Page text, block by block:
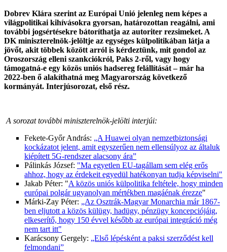
Dobrev Klára szerint az Európai Unió jelenleg nem képes a
világpolitikai kihívásokra gyorsan, határozottan reagálni, ami
további jogsértésekre bátoríthatja az autoriter rezsimeket. A
DK miniszterelnök-jelöltje az egységes külpolitikában látja a
jövőt, akit többek között arról is kérdeztünk, mit gondol az
Oroszország elleni szankciókról, Paks 2-ről, vagy hogy
támogatná-e egy közös uniós hadsereg felállítását – már ha
2022-ben ő alakíthatná meg Magyarország következő
kormányát. Interjúsorozat, első rész.
A sorozat további miniszterelnök-jelölti interjúi:
Fekete-Győr András: „A Huawei olyan nemzetbiztonsági
kockázatot jelent, amit egyszerűen nem ellensúlyoz az általuk
kiépített 5G-rendszer alacsony ára”
Pálinkás József: "Ma egyetlen EU-tagállam sem elég erős
ahhoz, hogy az érdekeit egyedül hatékonyan tudja képviselni"
Jakab Péter: "A közös uniós külpolitika feltétele, hogy minden
európai polgár ugyanolyan mértékben magáénak érezze"
Márki-Zay Péter: „Az Osztrák-Magyar Monarchia már 1867-
ben eljutott a közös külügy, hadügy, pénzügy koncepciójáig,
elkeserítő, hogy 150 évvel később az európai integráció még
nem tart itt"
Karácsony Gergely: „Első lépésként a paksi szerződést kell
felmondani”